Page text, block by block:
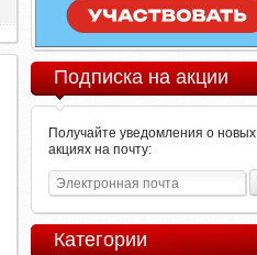
Подписка на акции
Получайте уведомления о новых
акциях на почту:
Категории